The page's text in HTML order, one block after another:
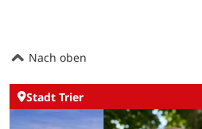
Nach oben
Stadt Trier